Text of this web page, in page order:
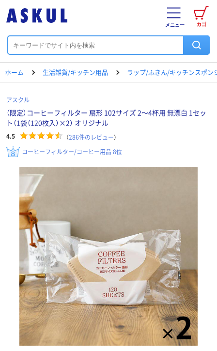
カゴ
メニュー
ホーム 生活雑貨/キッチン用品 ラップ/ふきん/キッチンスポン
アスクル
（限定）コーヒーフィルター 扇形 102サイズ 2～4杯用 無漂白 1セッ
ト（1袋（120枚入）×2） オリジナル
4.5 （286件のレビュー）
コーヒーフィルター/コーヒー用品 8位